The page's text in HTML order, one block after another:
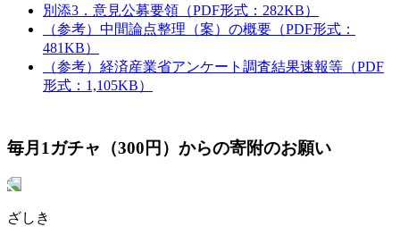
別添3．意見公募要領（PDF形式：282KB）
（参考）中間論点整理（案）の概要（PDF形式：
481KB）
（参考）経済産業省アンケート調査結果速報等（PDF
形式：1,105KB）
毎月1ガチャ（300円）からの寄附のお願い
ざしき